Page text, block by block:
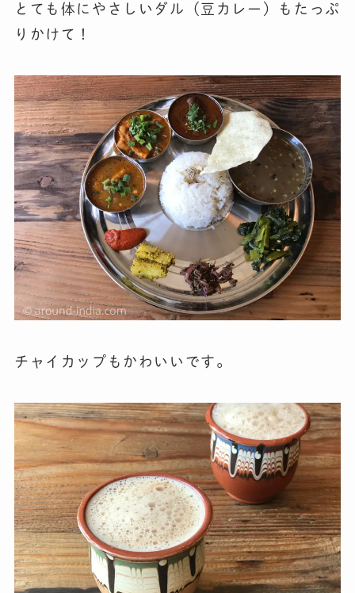
とても体にやさしいダル（豆カレー）もたっぷ
りかけて！
チャイカップもかわいいです。